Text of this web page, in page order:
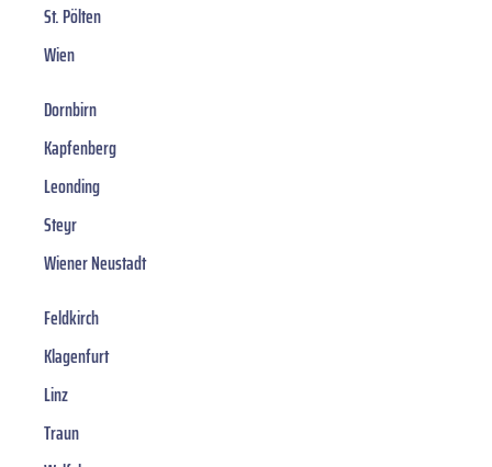
St. Pölten
Wien
Dornbirn
Kapfenberg
Leonding
Steyr
Wiener Neustadt
Feldkirch
Klagenfurt
Linz
Traun